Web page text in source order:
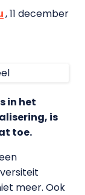
, 11 december
in het
is
toe.
meer. Ook